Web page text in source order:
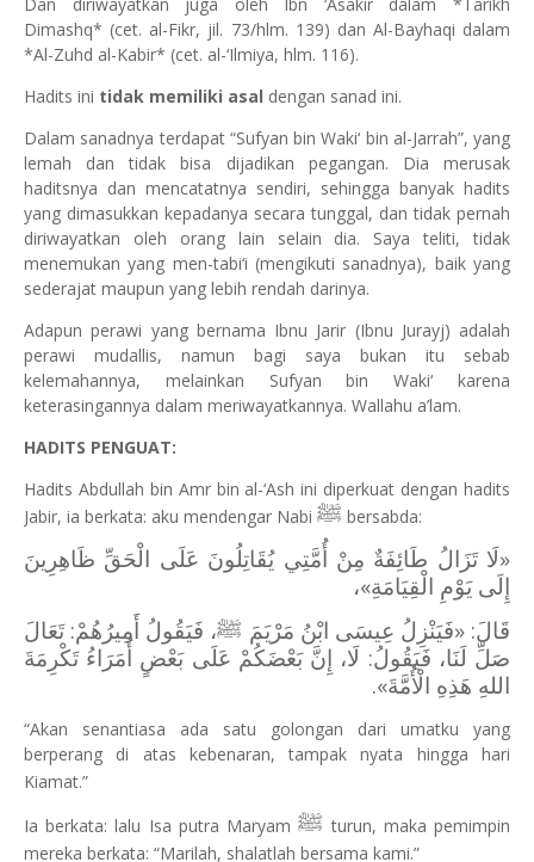
Dimashq* (cet. al-Fikr, jil. 73/hlm. 139) dan Al-Bayhaqi dalam
*Al-Zuhd al-Kabir* (cet. al-‘Ilmiya, hlm. 116).
Hadits ini tidak memiliki asal dengan sanad ini.
Dalam sanadnya terdapat “Sufyan bin Waki‘ bin al-Jarrah”, yang
lemah dan tidak bisa dijadikan pegangan. Dia merusak
haditsnya dan mencatatnya sendiri, sehingga banyak hadits
yang dimasukkan kepadanya secara tunggal, dan tidak pernah
diriwayatkan oleh orang lain selain dia. Saya teliti, tidak
menemukan yang men-tabi‘i (mengikuti sanadnya), baik yang
sederajat maupun yang lebih rendah darinya.
Adapun perawi yang bernama Ibnu Jarir (Ibnu Jurayj) adalah
perawi mudallis, namun bagi saya bukan itu sebab
kelemahannya, melainkan Sufyan bin Waki‘ karena
keterasingannya dalam meriwayatkannya. Wallahu a’lam.
HADITS PENGUAT:
Hadits Abdullah bin Amr bin al-‘Ash ini diperkuat dengan hadits
Jabir, ia berkata: aku mendengar Nabi ﷺ bersabda:
«‌لَا ‌تَزَالُ ‌طَائِفَةٌ ‌مِنْ ‌أُمَّتِي ‌يُقَاتِلُونَ ‌عَلَى ‌الْحَقِّ ظَاهِرِينَ
إِلَى يَوْمِ الْقِيَامَةِ»،
قَالَ: «فَيَنْزِلُ عِيسَى ابْنُ مَرْيَمَ ﷺ، فَيَقُولُ أَمِيرُهُمْ: تَعَالَ
صَلِّ لَنَا، فَيَقُولُ: لَا، إِنَّ بَعْضَكُمْ عَلَى بَعْضٍ أُمَرَاءُ تَكْرِمَةَ
اللهِ هَذِهِ الْأُمَّةَ».
“Akan senantiasa ada satu golongan dari umatku yang
berperang di atas kebenaran, tampak nyata hingga hari
Kiamat.”
Ia berkata: lalu Isa putra Maryamﷺ turun, maka pemimpin
mereka berkata: “Marilah, shalatlah bersama kami.”